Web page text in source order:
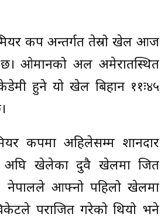
कप अन्तर्गत तेस्रो खेल आज
ओमानको अल अमेरातस्थित
हुने यो खेल बिहान ११ः४५
कपमा अहिलेसम्म शानदार
अघि खेलेका दुवै खेलमा जित
नेपालले आफ्नो पहिलो खेलमा
पराजित गरेको थियो भने